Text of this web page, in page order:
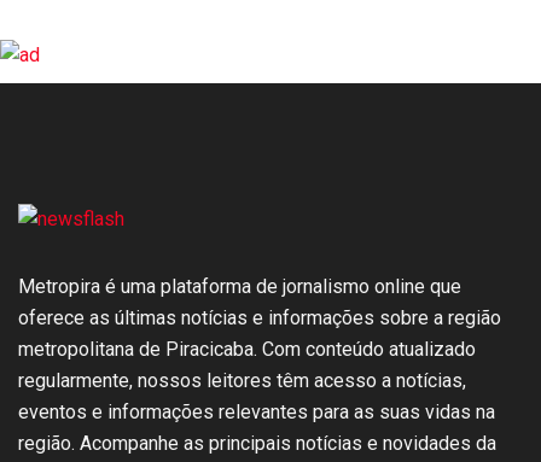
Metropira é uma plataforma de jornalismo online que
oferece as últimas notícias e informações sobre a região
metropolitana de Piracicaba. Com conteúdo atualizado
regularmente, nossos leitores têm acesso a notícias,
eventos e informações relevantes para as suas vidas na
região. Acompanhe as principais notícias e novidades da